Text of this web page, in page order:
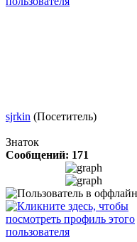
sjrkin (Посетитель)
Знаток
Сообщений: 171